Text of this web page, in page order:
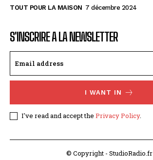
TOUT POUR LA MAISON 7 décembre 2024
S'INSCRIRE A LA NEWSLETTER
I WANT IN
I've read and accept the Privacy Policy.
© Copyright - StudioRadio.fr